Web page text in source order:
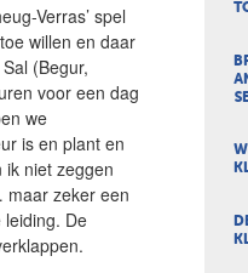
Verras’ spel
willen en daar
(Begur,
voor een dag
we
is en plant en
niet zeggen
zeker een
De